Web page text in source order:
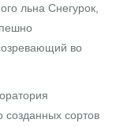
льна Снегурок,
во
созданных сортов